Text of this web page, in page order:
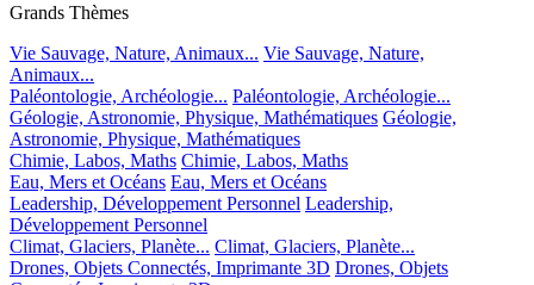
Grands Thèmes
Vie Sauvage, Nature, Animaux... Vie Sauvage, Nature,
Animaux...
Paléontologie, Archéologie... Paléontologie, Archéologie...
Géologie, Astronomie, Physique, Mathématiques Géologie,
Astronomie, Physique, Mathématiques
Chimie, Labos, Maths Chimie, Labos, Maths
Eau, Mers et Océans Eau, Mers et Océans
Leadership, Développement Personnel Leadership,
Développement Personnel
Climat, Glaciers, Planète... Climat, Glaciers, Planète...
Drones, Objets Connectés, Imprimante 3D Drones, Objets